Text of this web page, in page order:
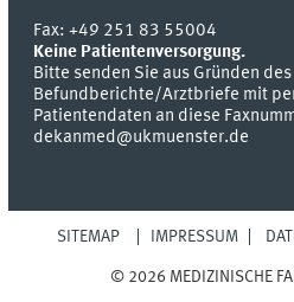
Fax:+49 251 83 55004
Keine Patientenversorgung.
Bitte senden Sie aus Gründen
Befundberichte/Arztbriefe mit
Patientendaten an diese
dekanmed@ukmuenster.de
SITEMAP IMPRESSUM
© 2026 MEDIZINISCHE